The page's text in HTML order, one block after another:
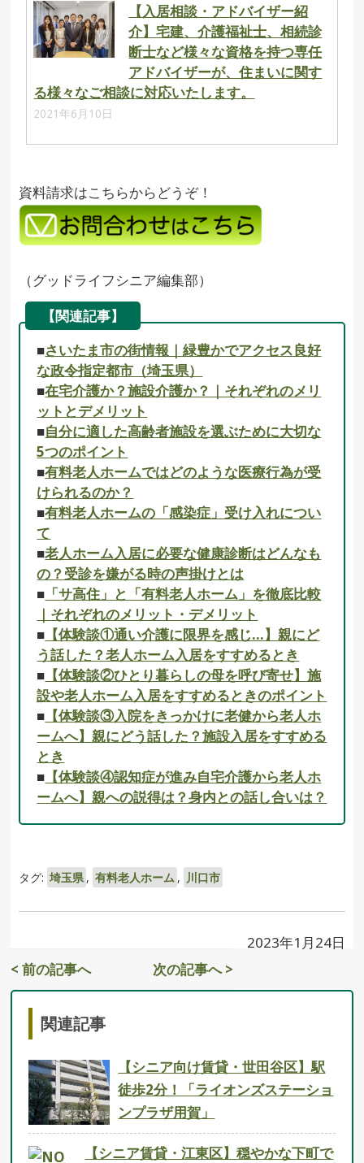
【入居相談・アドバイザー紹
介】宅建、介護福祉士、相続診
断士など様々な資格を持つ専任
アドバイザーが、住まいに関す
る様々なご相談に対応いたします。
2021年6月10日
資料請求はこちらからどうぞ！
（グッドライフシニア編集部）
【関連記事】
■さいたま市の街情報｜緑豊かでアクセス良好
な政令指定都市（埼玉県）
■在宅介護か？施設介護か？｜それぞれのメリ
ットとデメリット
■自分に適した高齢者施設を選ぶために大切な
5つのポイント
■有料老人ホームではどのような医療行為が受
けられるのか？
■有料老人ホームの「感染症」受け入れについ
て
■老人ホーム入居に必要な健康診断はどんなも
の？受診を嫌がる時の声掛けとは
■ 「サ高住」と「有料老人ホーム」を徹底比較
｜それぞれのメリット・デメリット
■ 【体験談①通い介護に限界を感じ…】親にど
う話した？老人ホーム入居をすすめるとき
■ 【体験談②ひとり暮らしの母を呼び寄せ】施
設や老人ホーム入居をすすめるときのポイント
■ 【体験談③入院をきっかけに老健から老人ホ
ームへ】親にどう話した？施設入居をすすめる
とき
■ 【体験談④認知症が進み自宅介護から老人ホ
ームへ】親への説得は？身内との話し合いは？
タグ: 埼玉県, 有料老人ホーム , 川口市
2023年1月24日
< 前の記事へ
次の記事へ >
関連記事
【シニア向け賃貸・世田谷区】駅
徒歩2分！「ライオンズステーショ
ンプラザ用賀」
【シニア賃貸・江東区】穏やかな下町で